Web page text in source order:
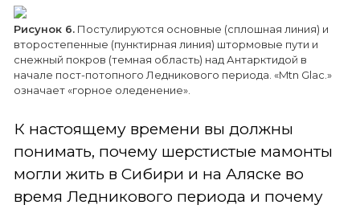
Рисунок 6. Постулируются основные (сплошная линия) и
второстепенные (пунктирная линия) штормовые пути и
снежный покров (темная область) над Антарктидой в
начале пост-потопного Ледникового периода. «Mtn Glac.»
означает «горное оледенение».
К настоящему времени вы должны
понимать, почему шерстистые мамонты
могли жить в Сибири и на Аляске во
время Ледникового периода и почему